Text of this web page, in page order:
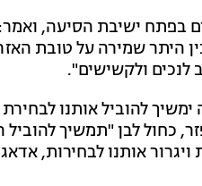
בפתח ישיבת הסיעה,
היתר שמירה על טובת
ולקשישים".
להוביל אותנו
כחול לבן "תמשיך להוביל
אותנו לבחירות,